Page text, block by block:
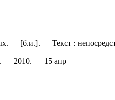
— [б.и.]. — Текст :
— 2010. — 15 апр